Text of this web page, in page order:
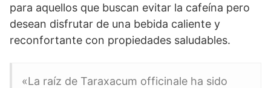
para aquellos que buscan evitar la cafeína pero
desean disfrutar de una bebida caliente y
reconfortante con propiedades saludables.
«La raíz de Taraxacum officinale ha sido